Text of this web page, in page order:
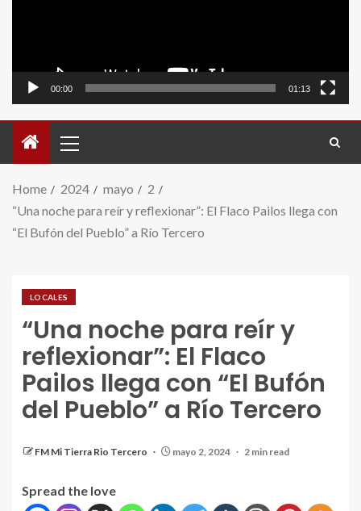
00:00 01:13
Home 2024 mayo
2
“Una noche para reír y reflexionar”: El Flaco Pailos llega con
“El Bufón del Pueblo” a Río Tercero
LOCALES
“Una noche para reír y
reflexionar”: El Flaco
Pailos llega con “El Bufón
del Pueblo” a Río Tercero
FM Mi Tierra Rio Tercero mayo 2, 2024 2 min read
Spread the love